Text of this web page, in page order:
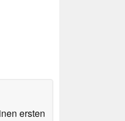
ersten